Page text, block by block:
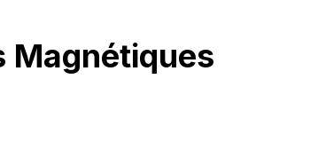
Magnétiques